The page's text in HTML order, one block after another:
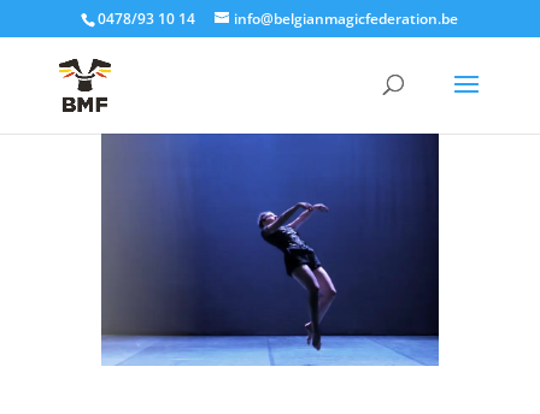
0478/93 10 14 info@belgianmagicfederation.be